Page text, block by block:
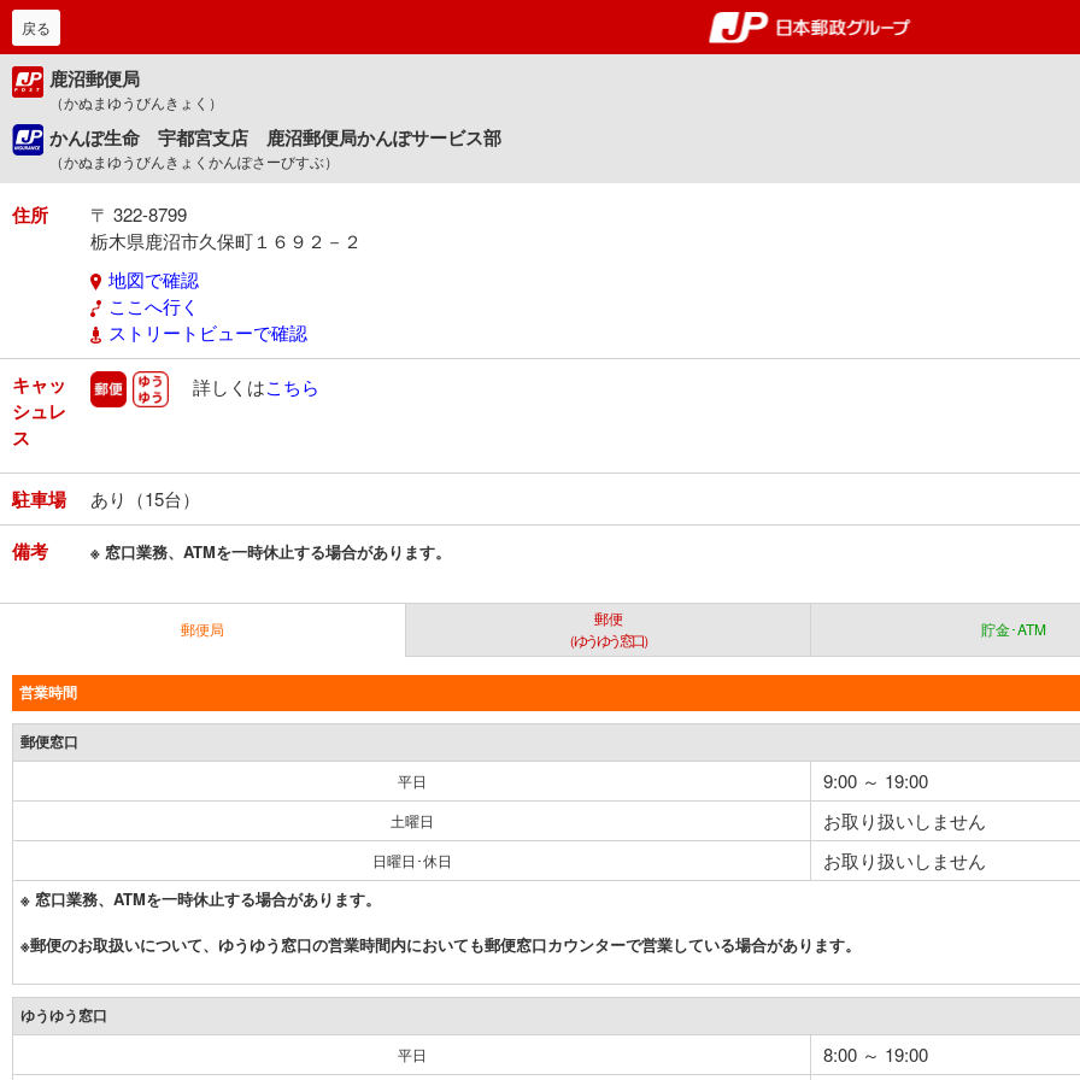
郵便局・日本郵政グルー
戻る
鹿沼郵便局
（かぬまゆうびんきょく）
かんぽ生命 宇都宮支店 鹿沼郵便局かんぽサービス部
（かぬまゆうびんきょくかんぽさーびすぶ）
住所
〒 322-8799
栃木県鹿沼市久保町１６９２－２
地図で確認
ここへ行く
ストリートビューで確認
キャッ
シュレ
ス
郵便 ゆうゆう
詳しくはこちら
駐車場 あり（15台）
備考 ※ 窓口業務、ATMを一時休止する場合があります。
郵便局
郵便
（ゆうゆう窓口）
貯金･ATM
営業時間
郵便窓口
平日 9:00 ～ 19:00
土曜日 お取り扱いしません
日曜日･休日 お取り扱いしません
※ 窓口業務、ATMを一時休止する場合があります。
※郵便のお取扱いについて、ゆうゆう窓口の営業時間内においても郵便窓口カウンターで営業している場合があります。
ゆうゆう窓口
平日 8:00 ～ 19:00